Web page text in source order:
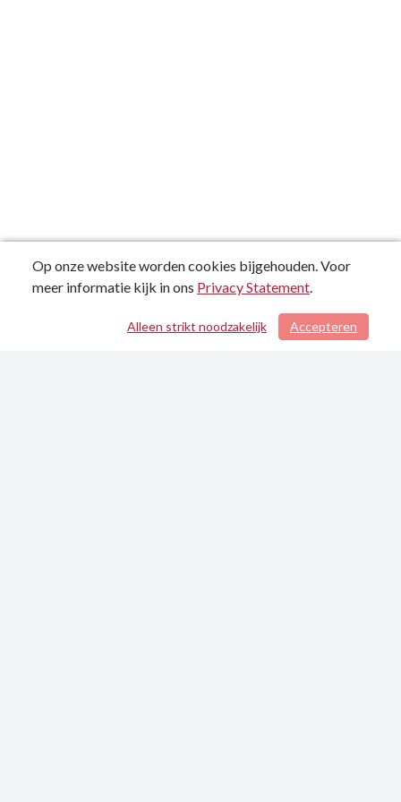
/ 62
Op onze website worden cookies bijgehouden. Voor
meer informatie kijk in ons Privacy Statement.
Accepteren
Alleen strikt noodzakelijk